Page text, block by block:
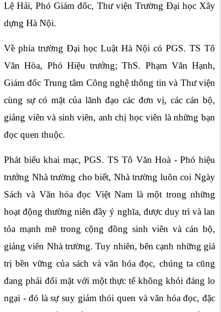
Lệ Hải, Phó Giám đốc, Thư viện Trường Đại học Xây
dựng Hà Nội.
Về phía trường Đại học Luật Hà Nội có PGS. TS Tô
Văn Hòa, Phó Hiệu trưởng; ThS. Phạm Văn Hạnh,
Giám đốc Trung tâm Công nghệ thông tin và Thư viện
cùng sự có mặt của lãnh đạo các đơn vị, các cán bộ,
giảng viên và sinh viên, anh chị học viên là những bạn
đọc quen thuộc.
Phát biểu khai mạc, PGS. TS Tô Văn Hoà - Phó hiệu
trưởng Nhà trường cho biết, Nhà trường luôn coi Ngày
Sách và Văn hóa đọc Việt Nam là một trong những
hoạt động thường niên đầy ý nghĩa, được duy trì và lan
tỏa mạnh mẽ trong cộng đồng sinh viên và cán bộ,
giảng viên Nhà trường. Tuy nhiên, bên cạnh những giá
trị bền vững của sách và văn hóa đọc, chúng ta cũng
đang phải đối mặt với một thực tế không khỏi đáng lo
ngại - đó là sự suy giảm thói quen và văn hóa đọc, đặc